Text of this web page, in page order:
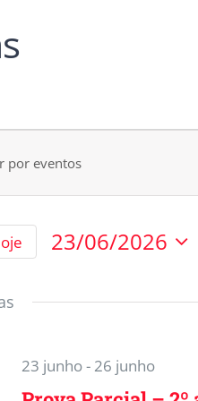
23/06/2026
data.
23 junho- 26 junho